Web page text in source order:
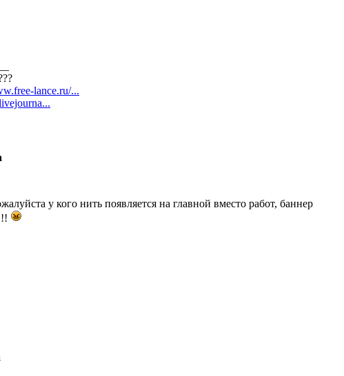
lance.ru/...
у кого нить появляется на главной вместо работ, баннер